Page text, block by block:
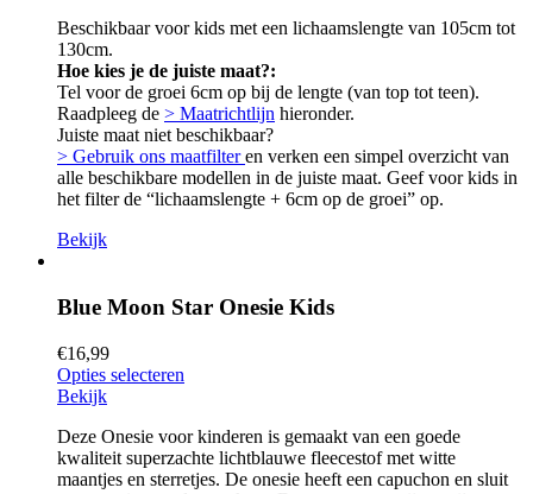
Beschikbaar voor kids met een lichaamslengte van 105cm tot
130cm.
Hoe kies je de juiste maat?:
Tel voor de groei 6cm op bij de lengte (van top tot teen).
Raadpleeg de > Maatrichtlijn hieronder.
Juiste maat niet beschikbaar?
> Gebruik ons maatfilteren verken een simpel overzicht van
alle beschikbare modellen in de juiste maat. Geef voor kids in
het filter de “lichaamslengte + 6cm op de groei” op.
Bekijk
Blue Moon Star Onesie Kids
€16,99
Opties selecteren
Bekijk
Deze Onesie voor kinderen is gemaakt van een goede
kwaliteit superzachte lichtblauwe fleecestof met witte
maantjes en sterretjes. De onesie heeft een capuchon en sluit